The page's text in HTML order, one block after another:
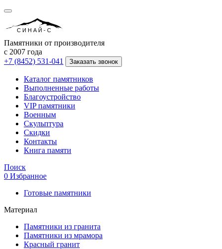
СИНАЙ-С
Памятники от производителя
с 2007 года
+7 (8452) 531-041
Заказать звонок
Каталог памятников
Выполненные работы
Благоустройство
VIP памятники
Военным
Скульптура
Скидки
Контакты
Книга памяти
Поиск
0 Избранное
Готовые памятники
Материал
Памятники из гранита
Памятники из мрамора
Красный гранит